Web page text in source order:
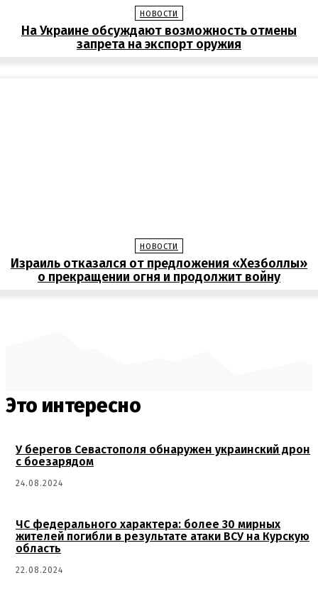
НОВОСТИ
На Украине обсуждают возможность отмены
запрета на экспорт оружия
НОВОСТИ
Израиль отказался от предложения «Хезболлы»
о прекращении огня и продолжит войну
Это интересно
У берегов Севастополя обнаружен украинский дрон
с боезарядом
24.08.2024
ЧС федерального характера: более 30 мирных
жителей погибли в результате атаки ВСУ на Курскую
область
22.08.2024